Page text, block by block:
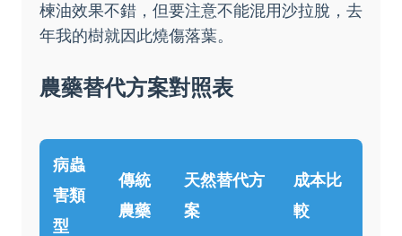
楝油效果不錯，但要注意不能混用沙拉脫，去
年我的樹就因此燒傷落葉。
農藥替代方案對照表
病蟲
害類
型
傳統
農藥
天然替代方
案
成本比
較